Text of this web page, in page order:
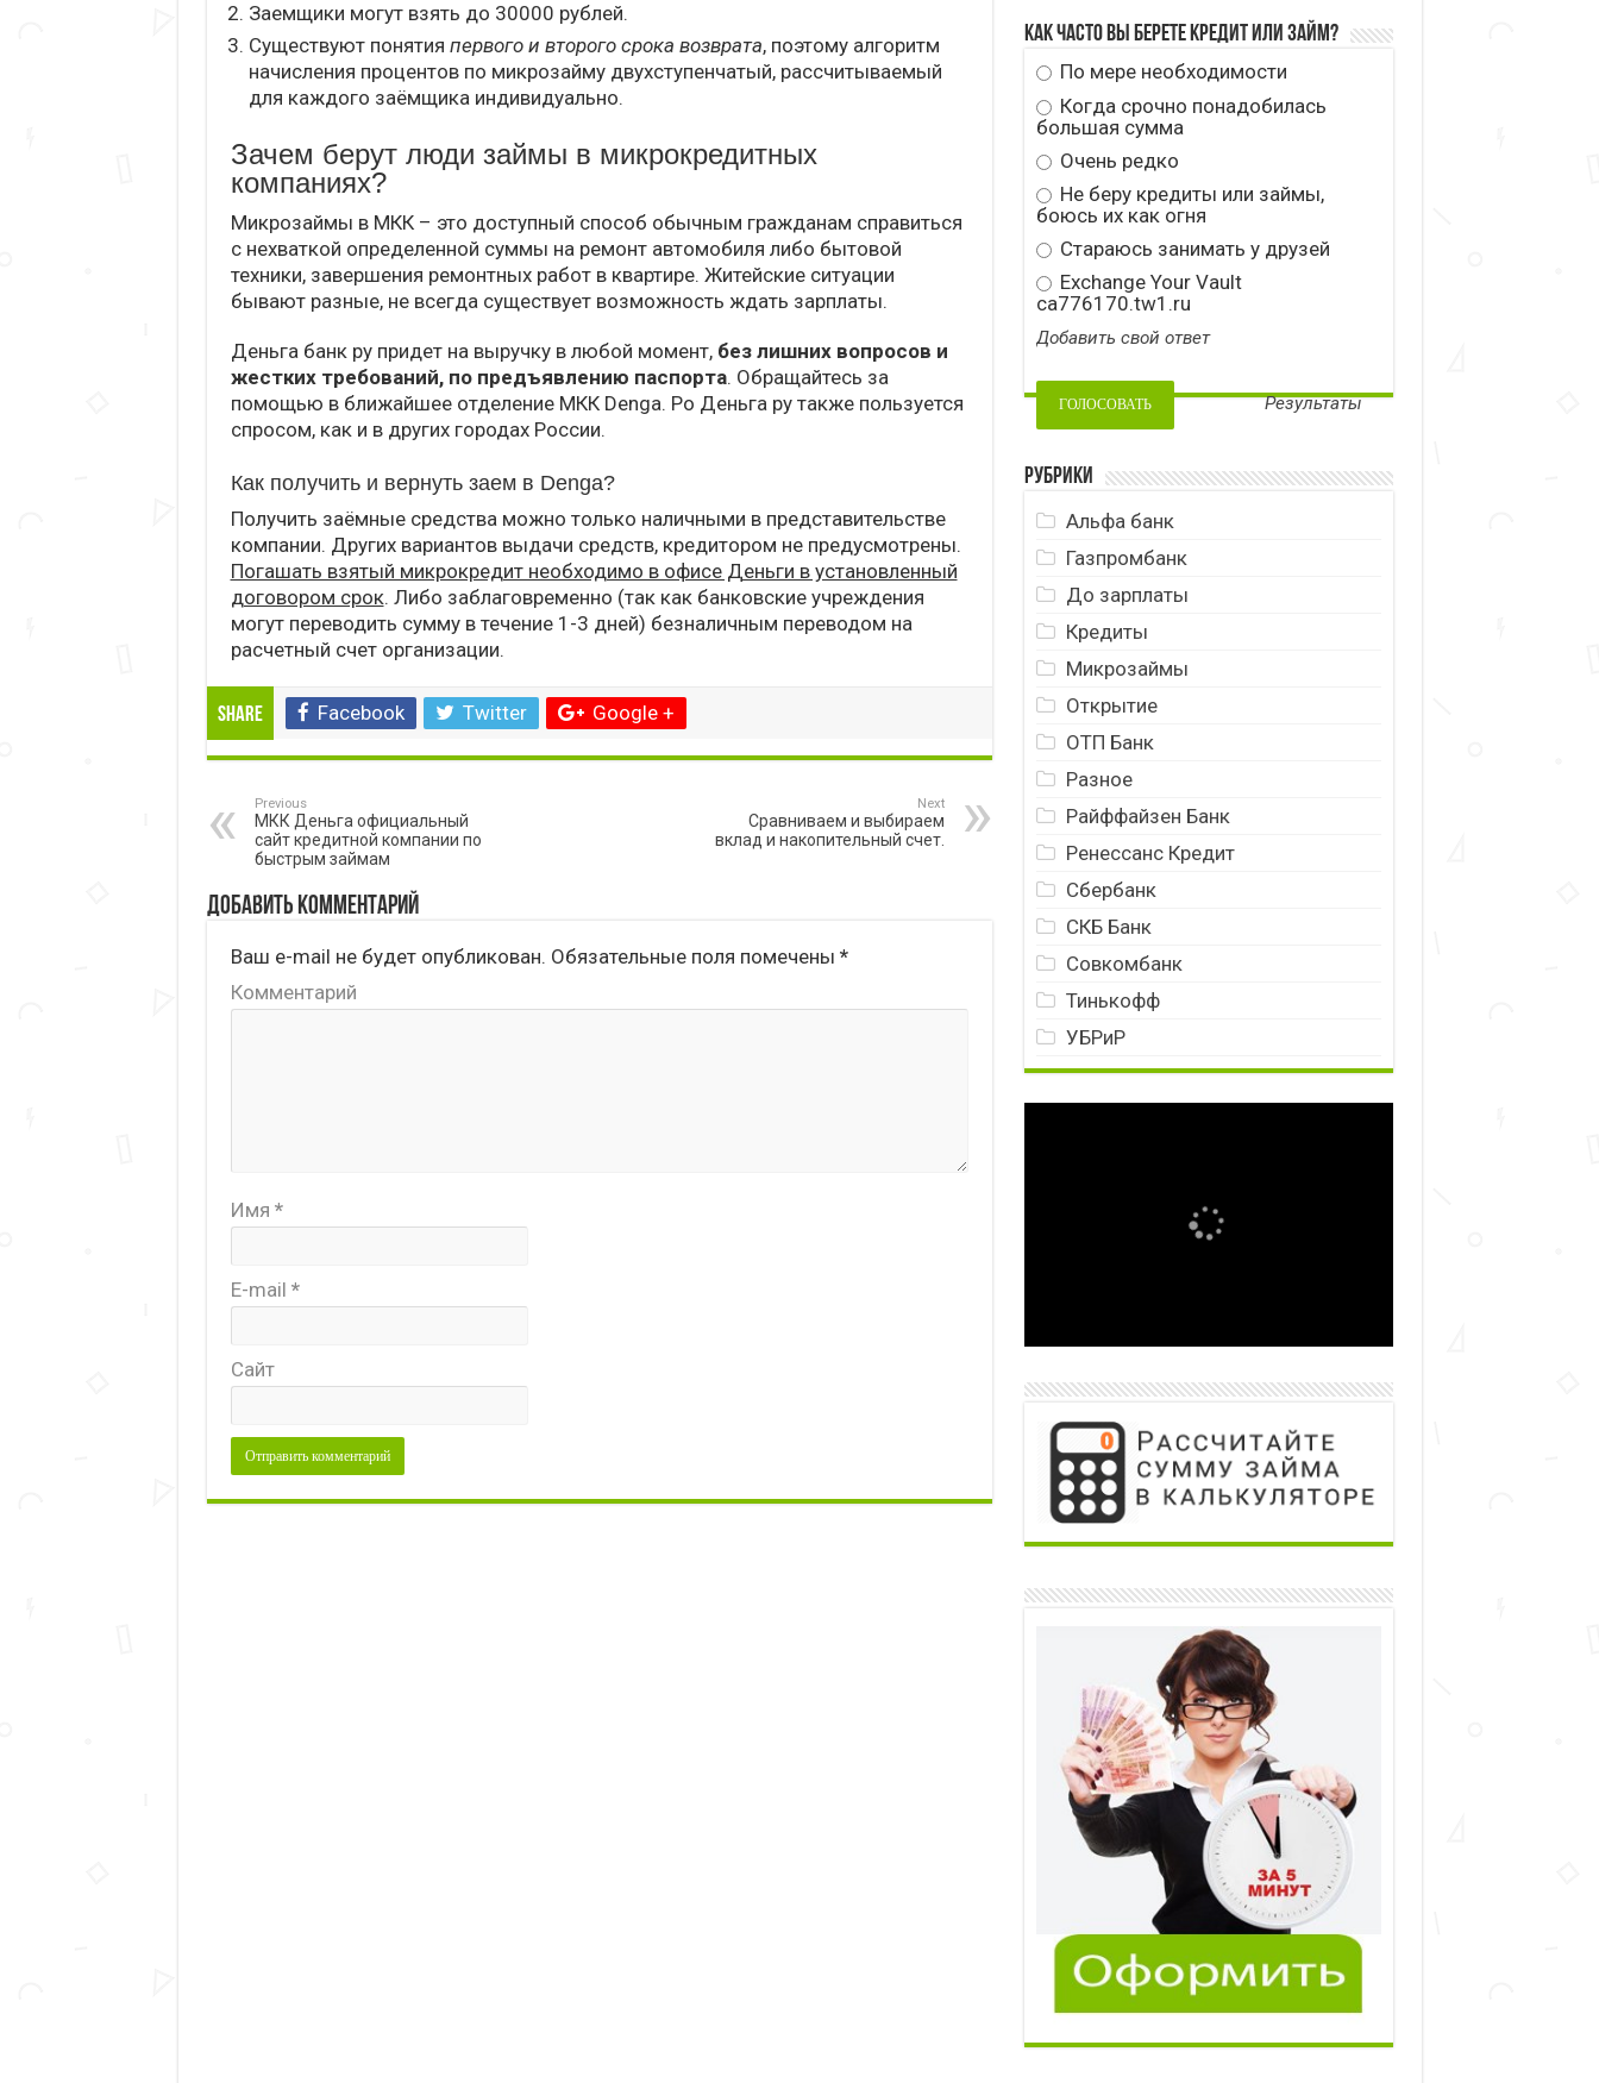
Заемщики могут взять до 30000 рублей.
Существуют понятия первого и второго срока возврата, поэтому алгоритм
начисления процентов по микрозайму двухступенчатый, рассчитываемый
для каждого заёмщика индивидуально.
Зачем берут люди займы в микрокредитных
компаниях?
Микрозаймы в МКК – это доступный способ обычным гражданам справиться
с нехваткой определенной суммы на ремонт автомобиля либо бытовой
техники, завершения ремонтных работ в квартире. Житейские ситуации
бывают разные, не всегда существует возможность ждать зарплаты.
Деньга банк ру придет на выручку в любой момент, без лишних вопросов и
жестких требований, по предъявлению паспорта. Обращайтесь за
помощью в ближайшее отделение МКК Denga. Ро Деньга ру также пользуется
спросом, как и в других городах России.
Как получить и вернуть заем в Denga?
Получить заёмные средства можно только наличными в представительстве
компании. Других вариантов выдачи средств, кредитором не предусмотрены.
Погашать взятый микрокредит необходимо в офисе Деньги в установленный
договором срок. Либо заблаговременно (так как банковские учреждения
могут переводить сумму в течение 1-3 дней) безналичным переводом на
расчетный счет организации.
Share Facebook Twitter Google +
Previous
МКК Деньга официальный
сайт кредитной компании по
быстрым займам
Next
Сравниваем и выбираем
вклад и накопительный счет.
Добавить комментарий
Ваш e-mail не будет опубликован. Обязательные поля помечены *
Комментарий
Имя *
E-mail *
Сайт
Как часто вы берете кредит или займ?
По мере необходимости
Когда срочно понадобилась
большая сумма
Очень редко
Не беру кредиты или займы,
боюсь их как огня
Стараюсь занимать у друзей
Exchange Your Vault
ca776170.tw1.ru
Добавить свой ответ
Результаты
Рубрики
Альфа банк
Газпромбанк
До зарплаты
Кредиты
Микрозаймы
Открытие
ОТП Банк
Разное
Райффайзен Банк
Ренессанс Кредит
Сбербанк
СКБ Банк
Совкомбанк
Тинькофф
УБРиР